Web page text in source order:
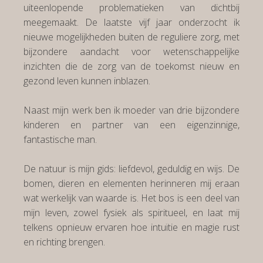
uiteenlopende problematieken van dichtbij
meegemaakt. De laatste vijf jaar onderzocht ik
nieuwe mogelijkheden buiten de reguliere zorg, met
bijzondere aandacht voor wetenschappelijke
inzichten die de zorg van de toekomst nieuw en
gezond leven kunnen inblazen.
Naast mijn werk ben ik moeder van drie bijzondere
kinderen en partner van een eigenzinnige,
fantastische man.
De natuur is mijn gids: liefdevol, geduldig en wijs. De
bomen, dieren en elementen herinneren mij eraan
wat werkelijk van waarde is. Het bos is een deel van
mijn leven, zowel fysiek als spiritueel, en laat mij
telkens opnieuw ervaren hoe intuïtie en magie rust
en richting brengen.